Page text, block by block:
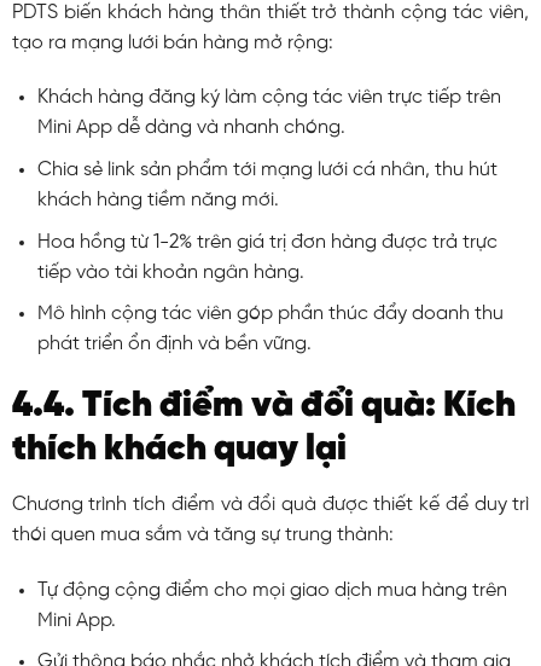
PDTS biến khách hàng thân thiết trở thành cộng tác viên,
tạo ra mạng lưới bán hàng mở rộng:
Khách hàng đăng ký làm cộng tác viên trực tiếp trên
Mini App dễ dàng và nhanh chóng.
Chia sẻ link sản phẩm tới mạng lưới cá nhân, thu hút
khách hàng tiềm năng mới.
Hoa hồng từ 1-2% trên giá trị đơn hàng được trả trực
tiếp vào tài khoản ngân hàng.
Mô hình cộng tác viên góp phần thúc đẩy doanh thu
phát triển ổn định và bền vững.
4.4. Tích điểm và đổi quà: Kích
thích khách quay lại
Chương trình tích điểm và đổi quà được thiết kế để duy trì
thói quen mua sắm và tăng sự trung thành:
Tự động cộng điểm cho mọi giao dịch mua hàng trên
Mini App.